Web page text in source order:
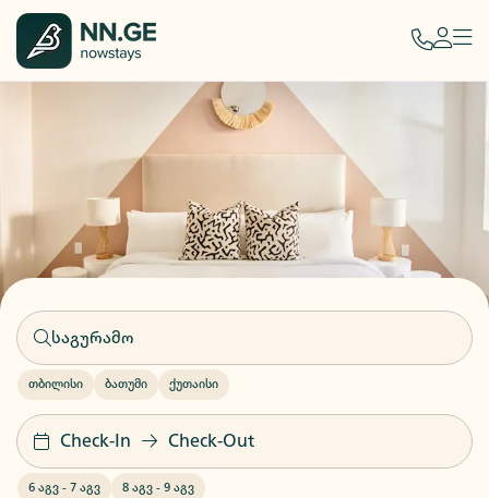
თბილისი ბათუმი ქუთაისი
Check-In Check-Out
6 აგვ - 7 აგვ 8 აგვ - 9 აგვ